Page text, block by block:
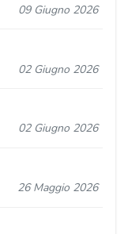
09 Giugno 2026
02 Giugno 2026
02 Giugno 2026
26 Maggio 2026